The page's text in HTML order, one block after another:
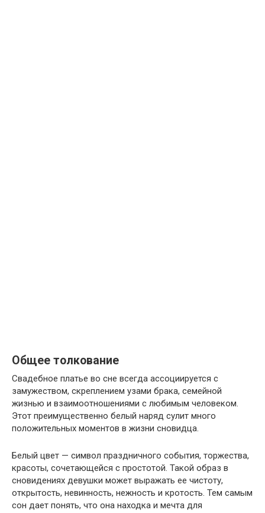
Общее толкование
Свадебное платье во сне всегда ассоциируется с
замужеством, скреплением узами брака, семейной
жизнью и взаимоотношениями с любимым человеком.
Этот преимущественно белый наряд сулит много
положительных моментов в жизни сновидца.
Белый цвет — символ праздничного события, торжества,
красоты, сочетающейся с простотой. Такой образ в
сновидениях девушки может выражать ее чистоту,
открытость, невинность, нежность и кротость. Тем самым
сон дает понять, что она находка и мечта для